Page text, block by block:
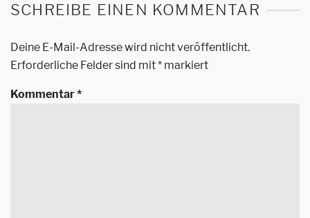
SCHREIBE EINEN KOMMENTAR
Deine E-Mail-Adresse wird nicht veröffentlicht.
Erforderliche Felder sind mit* markiert
Kommentar*